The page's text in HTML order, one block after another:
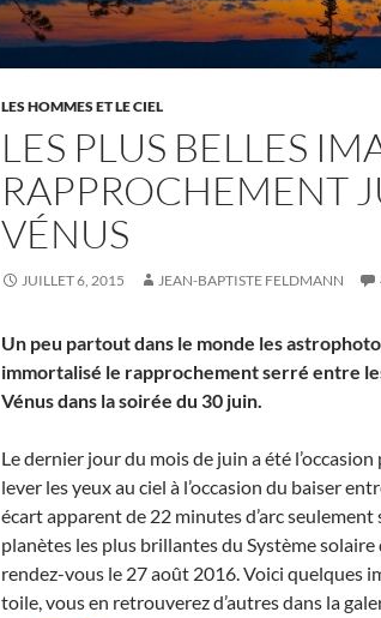
LES HOMMES ET LE CIEL
LES PLUS BELLES
RAPPROCHEMENT
VÉNUS
JUILLET 6, 2015 JEAN-BAPTISTE FELDMANN
Un peu partout dans le monde les
immortalisé le rapprochement serré entre
Vénus dans la soirée du 30 juin.
Le dernier jour du mois de juin a été
lever les yeux au ciel à l’occasion du baiser
écart apparent de 22 minutes d’arc seulement
planètes les plus brillantes du Système
rendez-vous le 27 août 2016. Voici quelques
toile, vous en retrouverez d’autres dans la